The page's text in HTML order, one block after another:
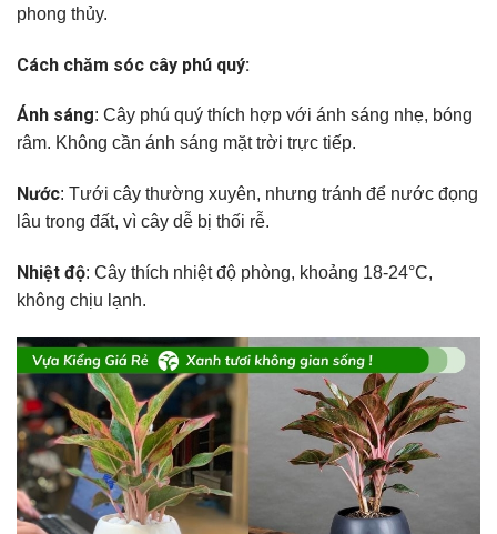
phong thủy.
Cách chăm sóc cây phú quý:
Ánh sáng: Cây phú quý thích hợp với ánh sáng nhẹ, bóng
râm. Không cần ánh sáng mặt trời trực tiếp.
Nước: Tưới cây thường xuyên, nhưng tránh để nước đọng
lâu trong đất, vì cây dễ bị thối rễ.
Nhiệt độ: Cây thích nhiệt độ phòng, khoảng 18-24°C,
không chịu lạnh.